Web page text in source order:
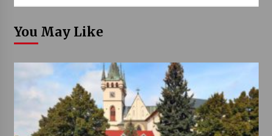
You May Like